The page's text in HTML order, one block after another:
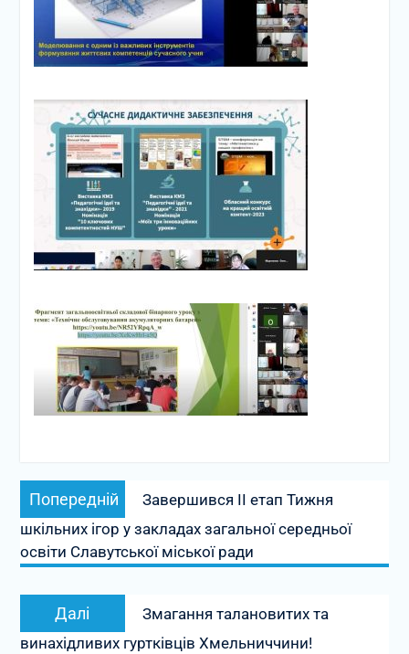
Навігація
записів
Попередній
запис:
Завершився ІІ етап Тижня
шкільних ігор у закладах загальної середньої
освіти Славутської міської ради
Далі
запис:
Змагання талановитих та
винахідливих гуртківців Хмельниччини!